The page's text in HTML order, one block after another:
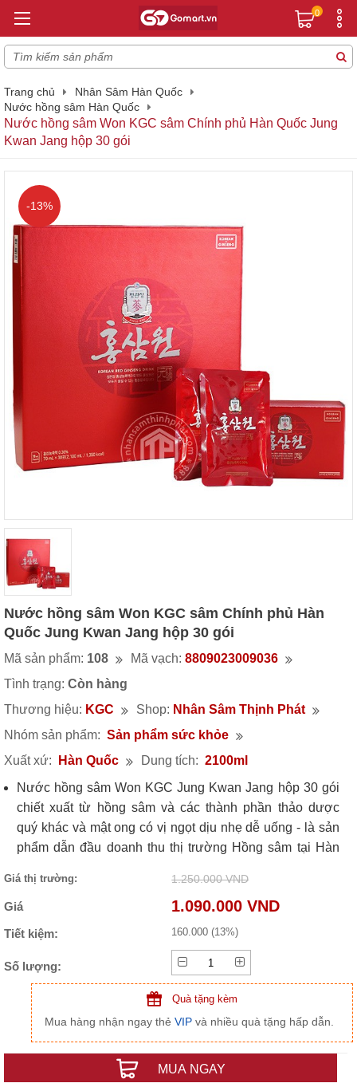
0
Trang chủ
Nhân Sâm Hàn Quốc
Nước hồng sâm Hàn Quốc
Nước hồng sâm Won KGC sâm Chính phủ Hàn Quốc Jung
Kwan Jang hộp 30 gói
-13%
Nước hồng sâm Won KGC sâm Chính phủ Hàn
Quốc Jung Kwan Jang hộp 30 gói
Mã sản phẩm: 108 Mã vạch: 8809023009036
Tình trạng: Còn hàng
Thương hiệu: KGC Shop: Nhân Sâm Thịnh Phát
Nhóm sản phẩm: Sản phẩm sức khỏe
Xuất xứ:
Hàn Quốc Dung tích: 2100ml
Nước hồng sâm Won KGC Jung Kwan Jang hộp 30 gói
chiết xuất từ hồng sâm và các thành phần thảo dược
quý khác và mật ong có vị ngọt dịu nhẹ dễ uống - là sản
phẩm dẫn đầu doanh thu thị trường Hồng sâm tại Hàn
Hỗ trợ tăng cường sức đề kháng cho cơ thể, hỗ trợ điều
hòa quá trình trao đổi chất, hỗ trợ tăng cường sức khỏe,
giảm mệt mỏi.
Giá thị trường: 1.250.000 VND
Giá 1.090.000 VND
Tiết kiệm: 160.000 (13%)
Số lượng:
Quà tặng kèm
Mua hàng nhận ngay thẻ VIP và nhiều quà tặng hấp dẫn.
MUA NGAY